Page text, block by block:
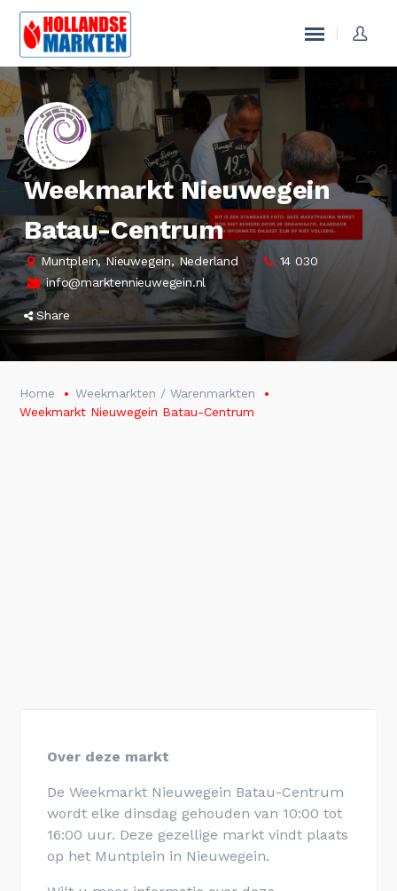
Weekmarkt Nieuwegein
Batau-Centrum
Muntplein, Nieuwegein, Nederland
14 030
info@marktennieuwegein.nl
Share
Home
Weekmarkten / Warenmarkten
Weekmarkt Nieuwegein Batau-Centrum
Over deze markt
De Weekmarkt Nieuwegein Batau-Centrum
wordt elke dinsdag gehouden van 10:00 tot
16:00 uur. Deze gezellige markt vindt plaats
op het Muntplein in Nieuwegein.